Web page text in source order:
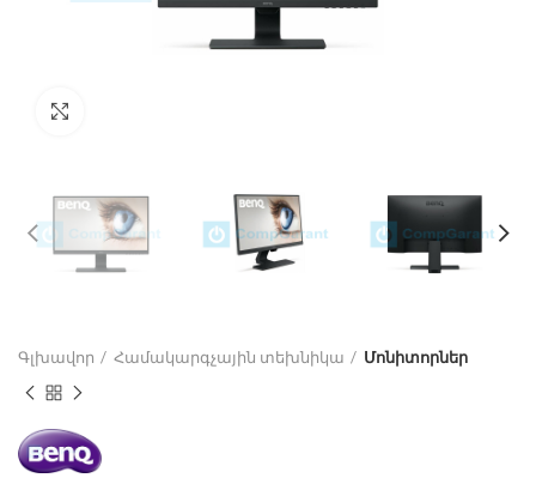
Գլխավոր Համակարգչային տեխնիկա Մոնիտորներ